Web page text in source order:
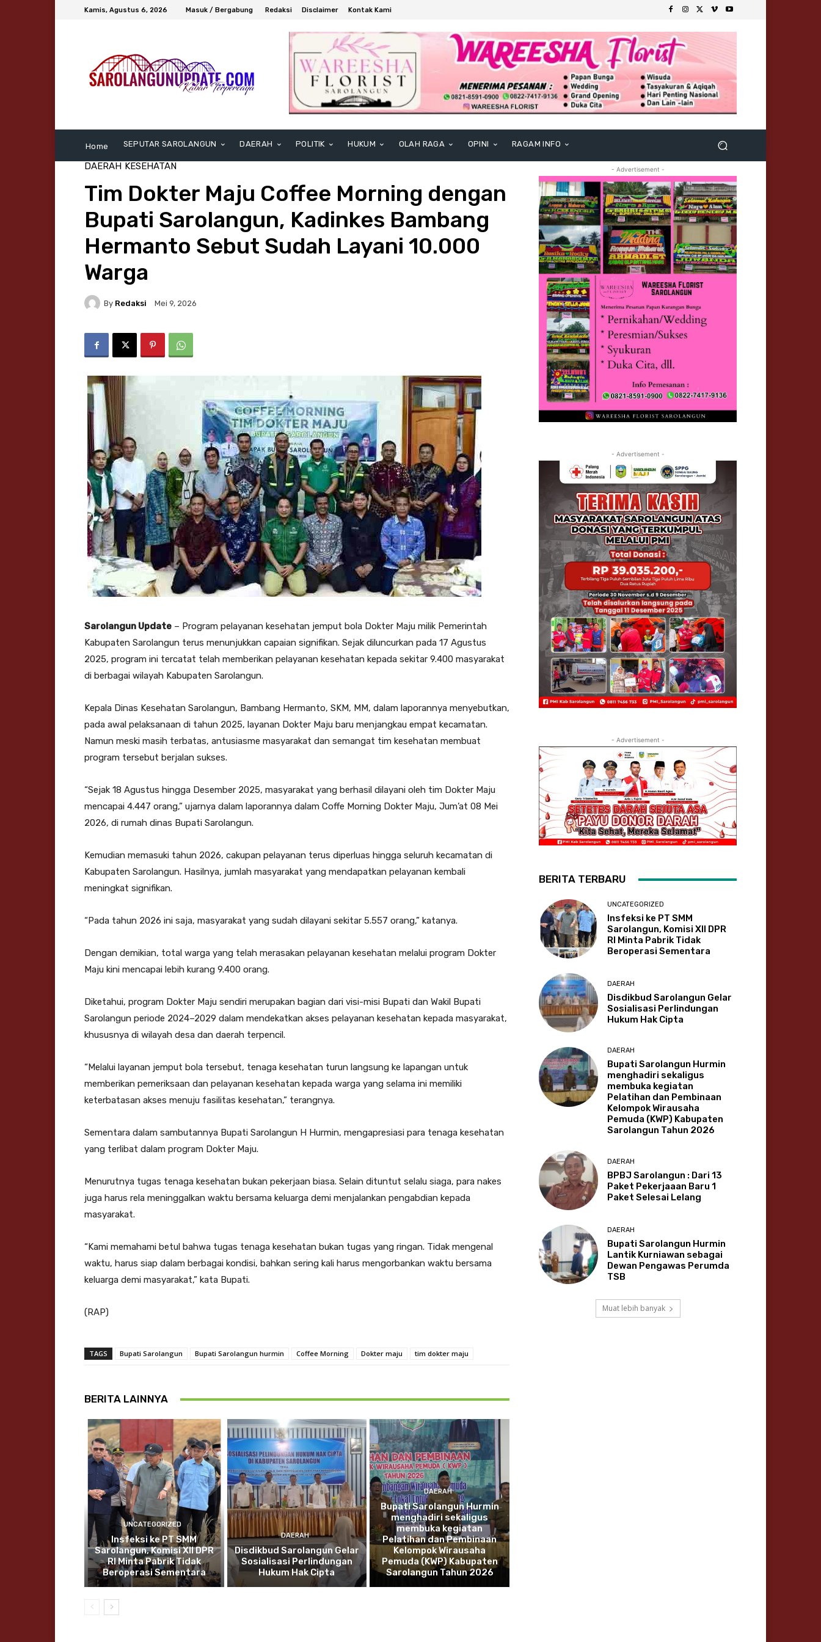
Kamis, Agustus 6, 2026 Masuk / Bergabung Redaksi Disclaimer Kontak Kami
Home SEPUTAR SAROLANGUN DAERAH POLITIK HUKUM OLAH RAGA OPINI RAGAM INFO
DAERAH KESEHATAN
Tim Dokter Maju Coffee Morning dengan
Bupati Sarolangun, Kadinkes Bambang
Hermanto Sebut Sudah Layani 10.000
Warga
By Redaksi Mei 9, 2026
Sarolangun Update – Program pelayanan kesehatan jemput bola Dokter Maju milik Pemerintah
Kabupaten Sarolangun terus menunjukkan capaian signifikan. Sejak diluncurkan pada 17 Agustus
2025, program ini tercatat telah memberikan pelayanan kesehatan kepada sekitar 9.400 masyarakat
di berbagai wilayah Kabupaten Sarolangun.
Kepala Dinas Kesehatan Sarolangun, Bambang Hermanto, SKM, MM, dalam laporannya menyebutkan,
pada awal pelaksanaan di tahun 2025, layanan Dokter Maju baru menjangkau empat kecamatan.
Namun meski masih terbatas, antusiasme masyarakat dan semangat tim kesehatan membuat
program tersebut berjalan sukses.
“Sejak 18 Agustus hingga Desember 2025, masyarakat yang berhasil dilayani oleh tim Dokter Maju
mencapai 4.447 orang,” ujarnya dalam laporannya dalam Coffe Morning Dokter Maju, Jum’at 08 Mei
2026, di rumah dinas Bupati Sarolangun.
Kemudian memasuki tahun 2026, cakupan pelayanan terus diperluas hingga seluruh kecamatan di
Kabupaten Sarolangun. Hasilnya, jumlah masyarakat yang mendapatkan pelayanan kembali
meningkat signifikan.
“Pada tahun 2026 ini saja, masyarakat yang sudah dilayani sekitar 5.557 orang,” katanya.
Dengan demikian, total warga yang telah merasakan pelayanan kesehatan melalui program Dokter
Maju kini mencapai lebih kurang 9.400 orang.
Diketahui, program Dokter Maju sendiri merupakan bagian dari visi-misi Bupati dan Wakil Bupati
Sarolangun periode 2024–2029 dalam mendekatkan akses pelayanan kesehatan kepada masyarakat,
khususnya di wilayah desa dan daerah terpencil.
“Melalui layanan jemput bola tersebut, tenaga kesehatan turun langsung ke lapangan untuk
memberikan pemeriksaan dan pelayanan kesehatan kepada warga yang selama ini memiliki
keterbatasan akses menuju fasilitas kesehatan,” terangnya.
Sementara dalam sambutannya Bupati Sarolangun H Hurmin, mengapresiasi para tenaga kesehatan
yang terlibat dalam program Dokter Maju.
Menurutnya tugas tenaga kesehatan bukan pekerjaan biasa. Selain dituntut selalu siaga, para nakes
juga harus rela meninggalkan waktu bersama keluarga demi menjalankan pengabdian kepada
masyarakat.
“Kami memahami betul bahwa tugas tenaga kesehatan bukan tugas yang ringan. Tidak mengenal
waktu, harus siap dalam berbagai kondisi, bahkan sering kali harus mengorbankan waktu bersama
keluarga demi masyarakat,” kata Bupati.
(RAP)
TAGS Bupati Sarolangun Bupati Sarolangun hurmin Coffee Morning Dokter maju tim dokter maju
BERITA LAINNYA
UNCATEGORIZED
Insfeksi ke PT SMM
Sarolangun, Komisi XII DPR
RI Minta Pabrik Tidak
Beroperasi Sementara
DAERAH
Disdikbud Sarolangun Gelar
Sosialisasi Perlindungan
Hukum Hak Cipta
DAERAH
Bupati Sarolangun Hurmin
menghadiri sekaligus
membuka kegiatan
Pelatihan dan Pembinaan
Kelompok Wirausaha
Pemuda (KWP) Kabupaten
Sarolangun Tahun 2026
- Advertisement -
- Advertisement -
- Advertisement -
BERITA TERBARU
UNCATEGORIZED
Insfeksi ke PT SMM
Sarolangun, Komisi XII DPR
RI Minta Pabrik Tidak
Beroperasi Sementara
DAERAH
Disdikbud Sarolangun Gelar
Sosialisasi Perlindungan
Hukum Hak Cipta
DAERAH
Bupati Sarolangun Hurmin
menghadiri sekaligus
membuka kegiatan
Pelatihan dan Pembinaan
Kelompok Wirausaha
Pemuda (KWP) Kabupaten
Sarolangun Tahun 2026
DAERAH
BPBJ Sarolangun : Dari 13
Paket Pekerjaaan Baru 1
Paket Selesai Lelang
DAERAH
Bupati Sarolangun Hurmin
Lantik Kurniawan sebagai
Dewan Pengawas Perumda
TSB
Muat lebih banyak